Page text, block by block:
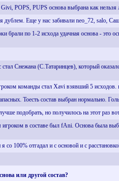
POPS, PUPS основа выбрана как нельзя
Еще у нас забивали neo_72, salo,
брали по 1-2 исхода удачная основа -
Снежана (С.Татаринцев), который
команды стал Xavi взявший 5 исходов.
Тоесть состав выбран нормально.
подобрать, но получилось на этот раз
в составе был fAni. Основа была
100% отгадал и с основой и с
или другой состав?